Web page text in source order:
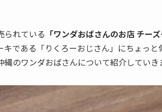
られている 「ワンダおばさんのお店 チーズ
である「りくろーおじさん」にちょっ
のワンダおばさんについて紹介していき